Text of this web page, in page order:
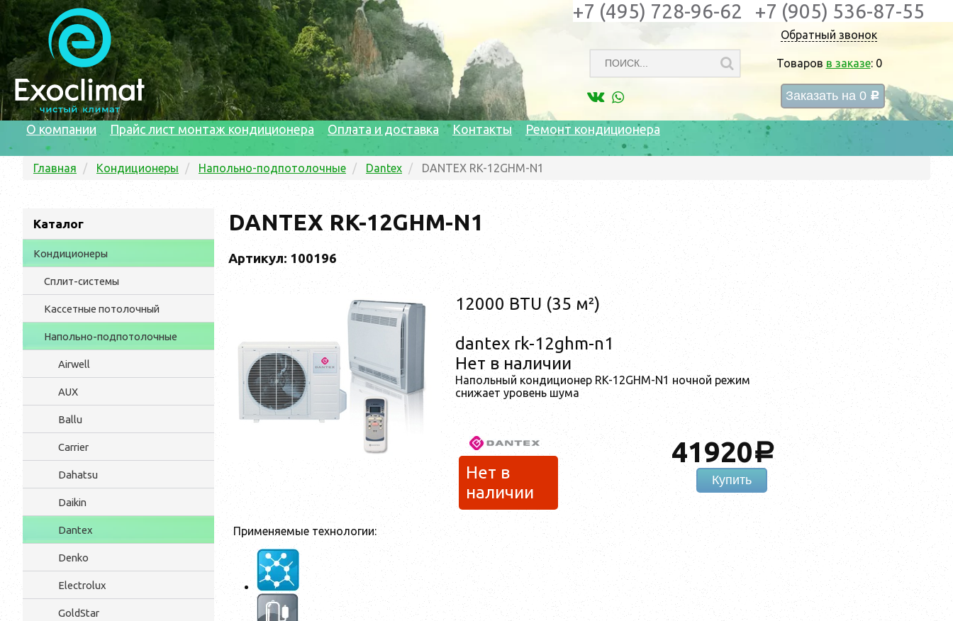
Обратный звонок
Товаров в заказе: 0
Заказать на 0 c
+7 (495) 728-96-62 +7 (905) 536-87-55
О компании Прайс лист монтаж кондиционера Оплата и доставка Контакты Ремонт кондиционера
Главная Кондиционеры Напольно-подпотолочные Dantex DANTEX RK-12GHM-N1
Каталог
Кондиционеры
Сплит-системы
Кассетные потолочный
Напольно-подпотолочные
Airwell
AUX
Ballu
Carrier
Dahatsu
Daikin
Dantex
Denko
Electrolux
GoldStar
DANTEX RK-12GHM-N1
Артикул: 100196
12000 BTU (35 м²)
dantex rk-12ghm-n1
Нет в наличии
Напольный кондиционер RK-12GHM-N1 ночной режим
снижает уровень шума
41920a
Купить
Нет в
наличии
Применяемые технологии: